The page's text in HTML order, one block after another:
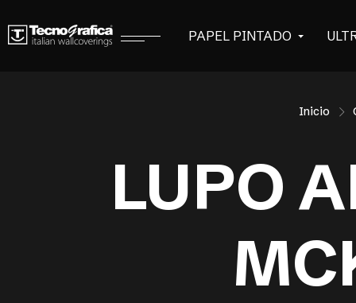
PAPEL PINTADO
Inicio
LUPO